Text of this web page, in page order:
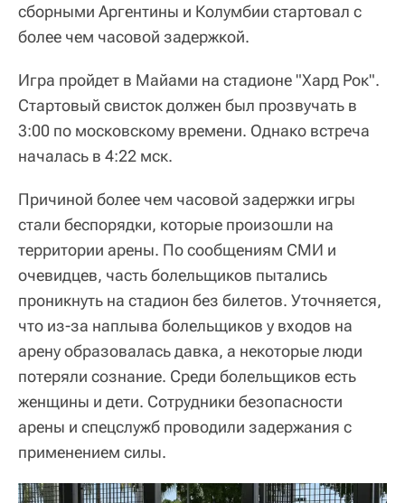
сборными Аргентины и Колумбии стартовал с
более чем часовой задержкой.
Игра пройдет в Майами на стадионе "Хард Рок".
Стартовый свисток должен был прозвучать в
3:00 по московскому времени. Однако встреча
началась в 4:22 мск.
Причиной более чем часовой задержки игры
стали беспорядки, которые произошли на
территории арены. По сообщениям СМИ и
очевидцев, часть болельщиков пытались
проникнуть на стадион без билетов. Уточняется,
что из-за наплыва болельщиков у входов на
арену образовалась давка, а некоторые люди
потеряли сознание. Среди болельщиков есть
женщины и дети. Сотрудники безопасности
арены и спецслужб проводили задержания с
применением силы.